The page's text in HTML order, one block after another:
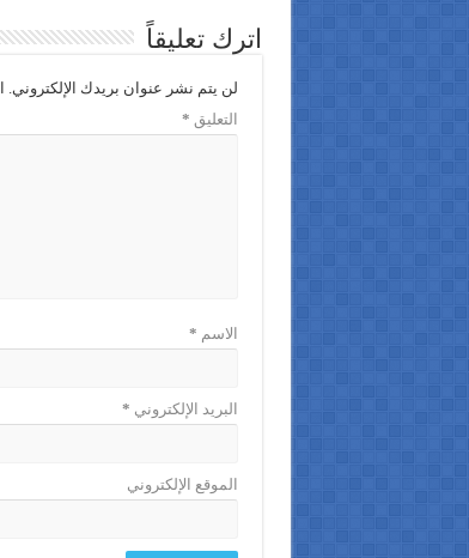
اترك تعليقاً
لن يتم نشر عنوان بريدك الإلكتروني.
التعليق *
الاسم *
البريد الإلكتروني *
الموقع الإلكتروني